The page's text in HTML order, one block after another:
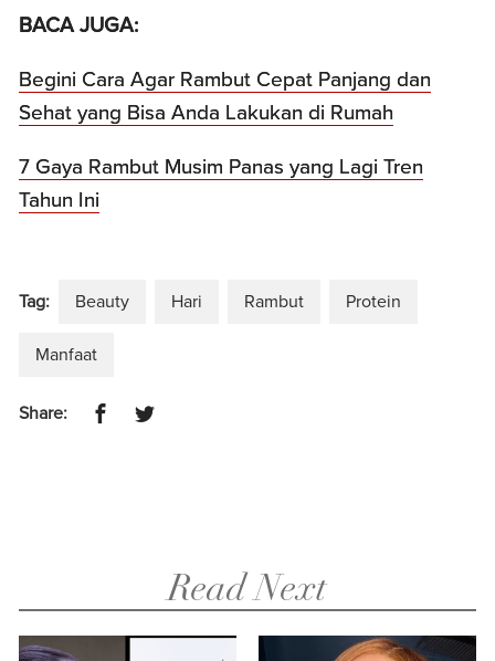
BACA JUGA:
Begini Cara Agar Rambut Cepat Panjang dan
Sehat yang Bisa Anda Lakukan di Rumah
7 Gaya Rambut Musim Panas yang Lagi Tren
Tahun Ini
Tag: Beauty Hari Rambut Protein
Manfaat
Share:
Read Next